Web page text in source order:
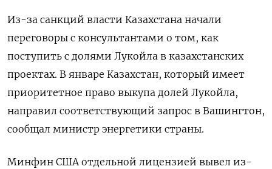
Из-за санкций власти Казахстана начали
переговоры ​с консультантами о ​том, как
‌поступить с долями Лукойла в казахстанских
проектах. В ​январе Казахстан, который имеет
приоритетное право выкупа долей Лукойла,
направил соответствующий запрос в Вашингтон,
сообщал министр энергетики страны.
Минфин США отдельной лицензией вывел из-